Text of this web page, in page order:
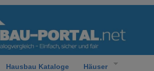
Hausbau Kataloge Häuser